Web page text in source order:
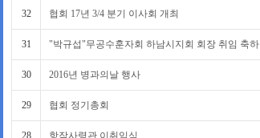
32 협회 17년 3/4 분기 이사회 개최
31 "박규섭"무공수훈자회 하남시지회 회장 취임 축하
30 2016년 병과의날 행사
29 협회 정기총회
28 항작사령관 이취임식